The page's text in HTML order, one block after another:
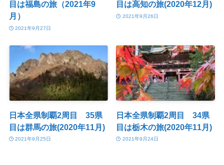
目は福島の旅（2021年9
月）
2021年9月27日
目は高知の旅(2020年12月)
2021年9月26日
日本全県制覇2周目 35県
目は群馬の旅(2020年11月)
2021年9月25日
日本全県制覇2周目 34県
目は栃木の旅(2020年11月)
2021年9月24日